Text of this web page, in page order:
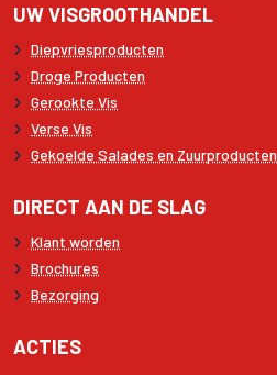
UW VISGROOTHANDEL
Diepvriesproducten
Droge Producten
Gerookte Vis
Verse Vis
Gekoelde Salades en Zuurproducten
DIRECT AAN DE SLAG
Klant worden
Brochures
Bezorging
ACTIES